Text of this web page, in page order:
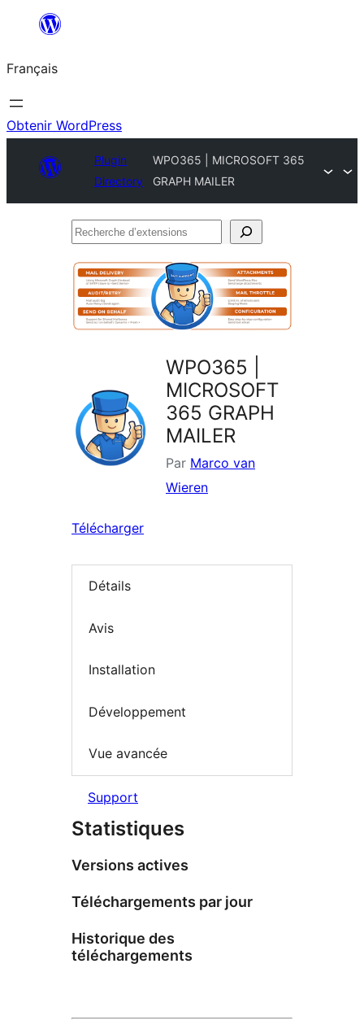
contenu
Français
Obtenir WordPress
Plugin
Directory
WPO365 | MICROSOFT 365
GRAPH MAILER
Recherche
WPO365 |
MICROSOFT
365 GRAPH
MAILER
Par Marco van
Wieren
Télécharger
Détails
Avis
Installation
Développement
Vue avancée
Support
Statistiques
Versions actives
Téléchargements par jour
Historique des
téléchargements